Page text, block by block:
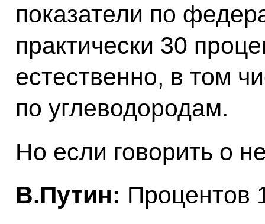
показатели по
практически 30
естественно, в том
по углеводородам.
Но если говорить о
В.Путин: Процентов